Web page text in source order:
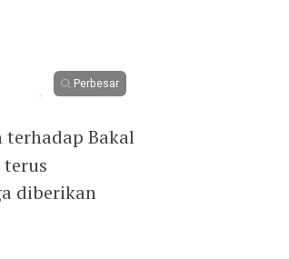
Perbesar
terhadap Bakal
terus
diberikan